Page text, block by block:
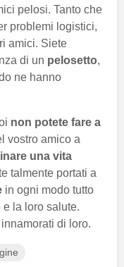
pelosi. Tanto che
problemi logistici,
amici. Siete
di un pelosetto,
ne hanno
non potete fare a
vostro amico a
una vita
talmente portati a
in ogni modo tutto
e la loro salute.
di loro.